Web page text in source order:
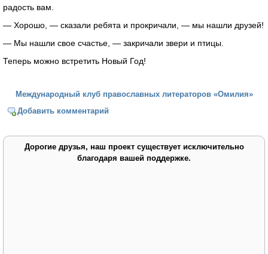
радость вам.
— Хорошо, — сказали ребята и прокричали, — мы нашли друзей!
— Мы нашли свое счастье, — закричали звери и птицы.
Теперь можно встретить Новый Год!
Международный клуб православных литераторов «Омилия»
Добавить комментарий
Дорогие друзья, наш проект существует исключительно
благодаря вашей поддержке.